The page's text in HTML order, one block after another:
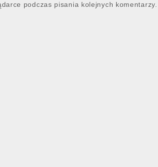
podczas pisania kolejnych komentarzy.